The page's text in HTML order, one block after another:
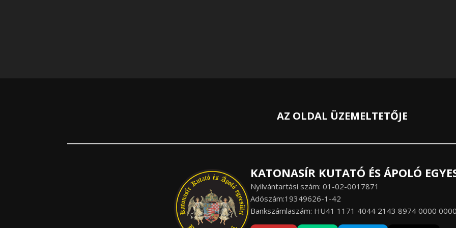
AZ OLDAL ÜZEMELTETŐJE
KATONASÍR KUTATÓ ÉS ÁPOLÓ
Nyilvántartási szám: 01-02-0017871
Adószám:19349626-1-42
Bankszámlaszám: HU41 1171 4044 2143 8974 0000 0000